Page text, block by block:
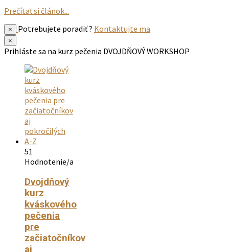
Prečítať si článok...
× Potrebujete poradiť ? Kontaktujte ma
×
Prihláste sa na kurz pečenia DVOJDŇOVÝ WORKSHOP
51
Hodnotenie/a
Dvojdňový
kurz
kváskového
pečenia
pre
začiatočníkov
aj